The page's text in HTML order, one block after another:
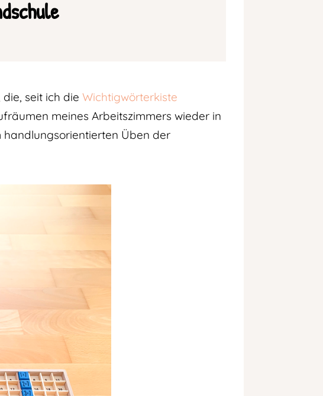
die, seit ich dieWichtigwörterkiste
meines Arbeitszimmers wieder in
handlungsorientierten Üben der